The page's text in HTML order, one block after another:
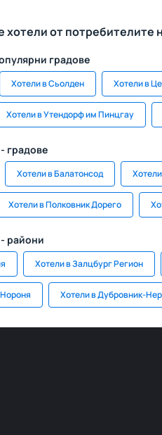
хотели от потребителите
градове
Хотели в Сьолден Хотели в
Хотели в Утендорф им Пинцгау
градове
Хотели в Балатонсод
Хотели в Полковник Дорего
райони
Хотели в Залцбург Регион
Хотели в Дубровник-